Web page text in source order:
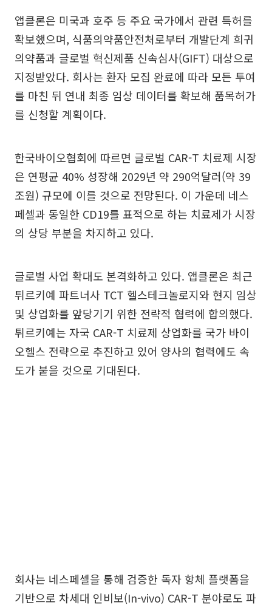
앱클론은 미국과 호주 등 주요 국가에서 관련 특허를
확보했으며, 식품의약품안전처로부터 개발단계 희귀
의약품과 글로벌 혁신제품 신속심사(GIFT) 대상으로
지정받았다. 회사는 환자 모집 완료에 따라 모든 투여
를 마친 뒤 연내 최종 임상 데이터를 확보해 품목허가
를 신청할 계획이다.
한국바이오협회에 따르면 글로벌 CAR-T 치료제 시장
은 연평균 40% 성장해 2029년 약 290억달러(약 39
조원) 규모에 이를 것으로 전망된다. 이 가운데 네스
페셀과 동일한 CD19를 표적으로 하는 치료제가 시장
의 상당 부분을 차지하고 있다.
글로벌 사업 확대도 본격화하고 있다. 앱클론은 최근
튀르키예 파트너사 TCT 헬스테크놀로지와 현지 임상
및 상업화를 앞당기기 위한 전략적 협력에 합의했다.
튀르키예는 자국 CAR-T 치료제 상업화를 국가 바이
오헬스 전략으로 추진하고 있어 양사의 협력에도 속
도가 붙을 것으로 기대된다.
회사는 네스페셀을 통해 검증한 독자 항체 플랫폼을
기반으로 차세대 인비보(In-vivo) CAR-T 분야로도 파